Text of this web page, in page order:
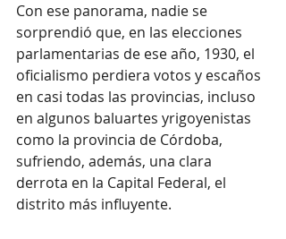
Con ese panorama, nadie se
sorprendió que, en las elecciones
parlamentarias de ese año, 1930, el
oficialismo perdiera votos y escaños
en casi todas las provincias, incluso
en algunos baluartes yrigoyenistas
como la provincia de Córdoba,
sufriendo, además, una clara
derrota en la Capital Federal, el
distrito más influyente.